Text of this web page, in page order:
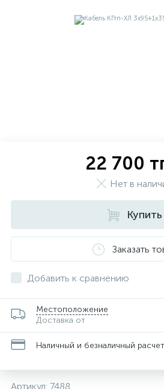
22 700
Нет в
Купить
Заказать
Добавить к сравнению
Местоположение
Доставка от
Наличный и безналичный
Артикул: 7488